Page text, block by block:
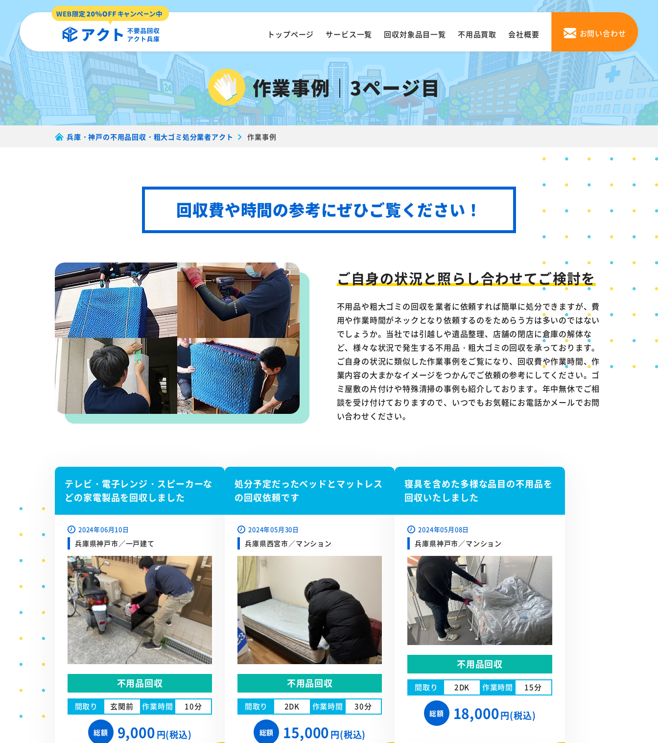
トップページ サービス一覧 回収対象品目一覧 不用品買取 会社概要 お問い合わせ
作業事例｜3ページ目
兵庫・神戸の不用品回収・粗大ゴミ処分業者アクト 作業事例
回収費や時間の参考にぜひご覧ください！
ご自身の状況と照らし合わせてご検討を
不用品や粗大ゴミの回収を業者に依頼すれば簡単に処分できますが、費
用や作業時間がネックとなり依頼するのをためらう方は多いのではない
でしょうか。当社では引越しや遺品整理、店舗の閉店に倉庫の解体な
ど、様々な状況で発生する不用品・粗大ゴミの回収を承っております。
ご自身の状況に類似した作業事例をご覧になり、回収費や作業時間、作
業内容の大まかなイメージをつかんでご依頼の参考にしてください。ゴ
ミ屋敷の片付けや特殊清掃の事例も紹介しております。年中無休でご相
談を受け付けておりますので、いつでもお気軽にお電話かメールでお問
い合わせください。
テレビ・電子レンジ・スピーカーな
どの家電製品を回収しました
2024年06月10日
兵庫県神戸市／一戸建て
不用品回収
間取り 玄関前 作業時間 10分
総額 9,000円(税込)
処分予定だったベッドとマットレス
の回収依頼です
2024年05月30日
兵庫県西宮市／マンション
不用品回収
間取り 2DK 作業時間 30分
総額 15,000円(税込)
寝具を含めた多様な品目の不用品を
回収いたしました
2024年05月08日
兵庫県神戸市／マンション
不用品回収
間取り 2DK 作業時間 15分
総額 18,000円(税込)